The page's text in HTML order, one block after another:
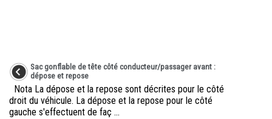
Sac gonflable de tête côté conducteur/passager avant :
dépose et repose
Nota La dépose et la repose sont décrites pour le côté
droit du véhicule. La dépose et la repose pour le côté
gauche s'effectuent de faç ...